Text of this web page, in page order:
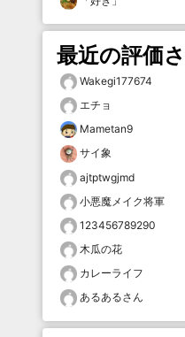
最近の評価
Wakegi177674
エチョ
Mametan9
サイ象
ajtptwgjmd
小悪魔メイク将軍
123456789290
木瓜の花
カレーライフ
あるあるさん